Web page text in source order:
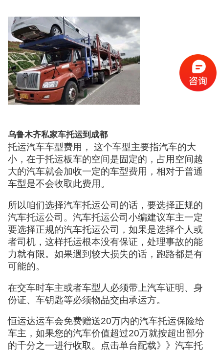
乌鲁木齐私家车托运到成都
托运汽车车型费用， 这个车型主要指汽车的大
小，在于托运板车的空间是固定的，占用空间越
大的汽车就会加收一定的车型费用，相对于普通
车型是不会收取此费用。
所以咱们选择汽车托运公司的话，要选择正规的
汽车托运公司。汽车托运公司小编建议车主一定
要选择正规的汽车托运公司，如果是选择个人或
者司机，这样托运根本没有保证，处理事故的能
力就有限。如果遇到较大损失的话，跑路都是有
可能的。
在交车时车主或者车型人必须带上汽车证明、身
份证、车钥匙等必须物品交由承运方。
恒运达运车会免费赠送20万内的汽车托运保险给
车主，如果您的汽车价值超过20万就按超出部分
的千分之一进行收取。点击单台配载》》汽车托